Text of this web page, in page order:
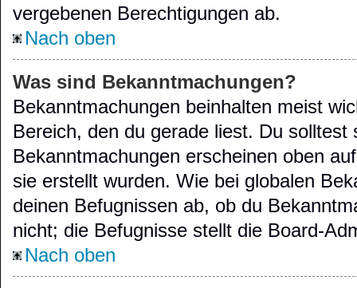
vergebenen Berechtigungen ab.
Nach oben
Was sind Bekanntmachungen?
Bekanntmachungen beinhalten meist
Bereich, den du gerade liest. Du solltest
Bekanntmachungen erscheinen oben
sie erstellt wurden. Wie bei globalen
deinen Befugnissen ab, ob du
nicht; die Befugnisse stellt die Board-
Nach oben